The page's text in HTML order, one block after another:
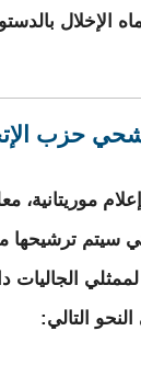
الإخلال
حزب
موريتانية،
سيتم ترشيحها
الجاليات
التالي: